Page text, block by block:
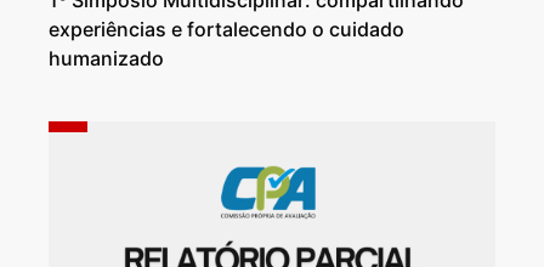
experiências e fortalecendo o cuidado
humanizado